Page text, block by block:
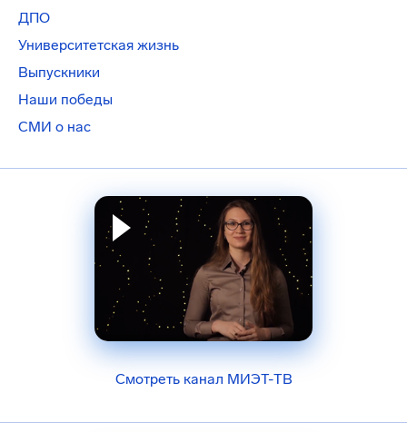
ДПО
Университетская жизнь
Выпускники
Наши победы
СМИ о нас
Смотреть канал МИЭТ-ТВ